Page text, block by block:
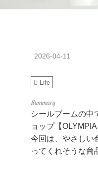
2026-04-11
Life
シールブームの中
ョップ【
今回は、やさしい
ってくれそうな商